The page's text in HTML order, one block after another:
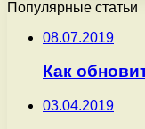
Популярные статьи
08.07.2019
Как
03.04.2019